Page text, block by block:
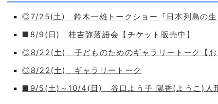
◎7/25(土) 鈴木一雄トークショー『日本列島の生
■8/9(日) 桂吉弥落語会【チケット販売中】
◎8/22(土) 子どものためのギャラリートーク【お
◎8/22(土) ギャラリートーク
■9/5(土)～10/4(日) 谷口よう子 陽香(ようこ)人